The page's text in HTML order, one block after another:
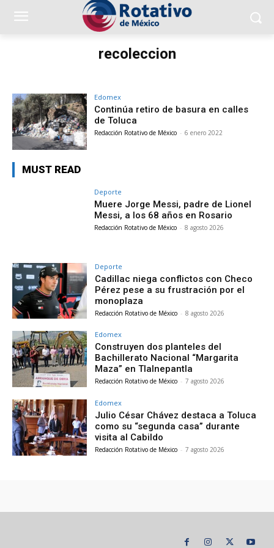
recoleccion
Edomex
Continúa retiro de basura en calles
de Toluca
Redacción Rotativo de México - 6 enero 2022
MUST READ
Deporte
Muere Jorge Messi, padre de Lionel
Messi, a los 68 años en Rosario
Redacción Rotativo de México - 8 agosto 2026
Deporte
Cadillac niega conflictos con Checo
Pérez pese a su frustración por el
monoplaza
Redacción Rotativo de México - 8 agosto 2026
Edomex
Construyen dos planteles del
Bachillerato Nacional “Margarita
Maza” en Tlalnepantla
Redacción Rotativo de México - 7 agosto 2026
Edomex
Julio César Chávez destaca a Toluca
como su “segunda casa” durante
visita al Cabildo
Redacción Rotativo de México - 7 agosto 2026